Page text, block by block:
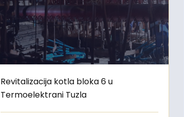
Revitalizacija kotla bloka 6 u
Termoelektrani Tuzla